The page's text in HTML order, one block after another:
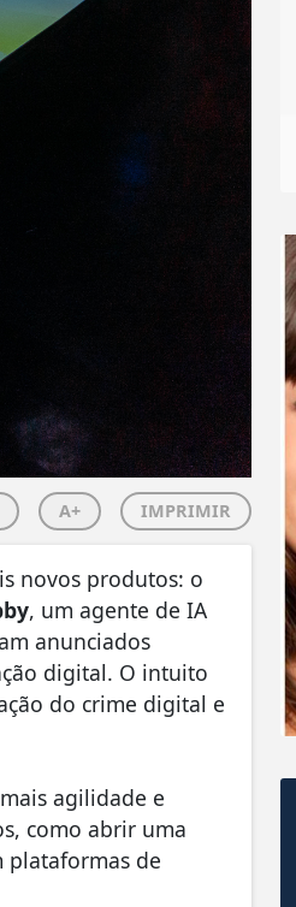
A+ IMPRIMIR
novos produtos: o
, um agente de IA
anunciados
digital. O intuito
do crime digital e
agilidade e
como abrir uma
plataformas de